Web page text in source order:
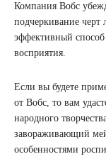
Компания Вобс
подчеркивание черт
эффективный
восприятия.
Если вы будете
от Вобс, то вам
народного
завораживающий
особенностями